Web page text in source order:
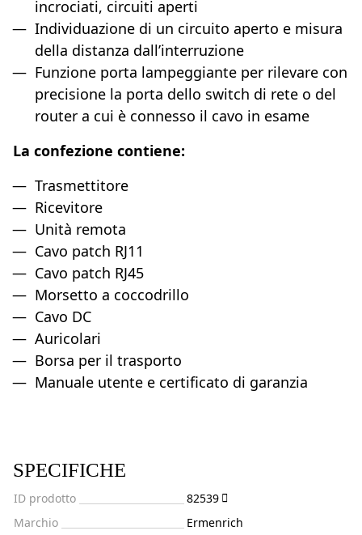
incrociati, circuiti aperti
Individuazione di un circuito aperto e misura
della distanza dall’interruzione
Funzione porta lampeggiante per rilevare con
precisione la porta dello switch di rete o del
router a cui è connesso il cavo in esame
La confezione contiene:
Trasmettitore
Ricevitore
Unità remota
Cavo patch RJ11
Cavo patch RJ45
Morsetto a coccodrillo
Cavo DC
Auricolari
Borsa per il trasporto
Manuale utente e certificato di garanzia
SPECIFICHE
ID prodotto
82539
Marchio
Ermenrich